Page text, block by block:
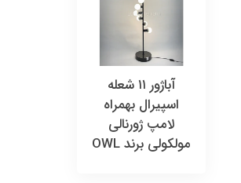
آباژور ۱۱ شعله
اسپیرال بهمراه
لامپ ژورنالی
مولکولی برند OWL